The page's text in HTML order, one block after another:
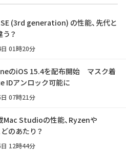
(3rd generation) の性能、先代と
？
01時20分
のiOS 15.4を配布開始 マスク着
IDアンロック可能に
07時21分
Mac Studioの性能、Ryzenや
のあたり？
12時44分